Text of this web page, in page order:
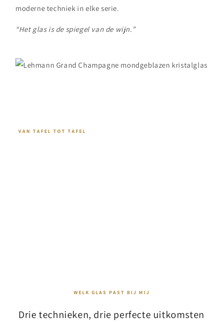
moderne techniek in elke serie.
“Het glas is de spiegel van de wijn.”
VAN TAFEL TOT TAFEL
WELK GLAS PAST BIJ MIJ
Drie technieken, drie perfecte uitkomsten